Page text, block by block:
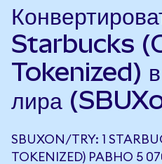
Starbucks
Tokenized) в
лира
SBUXON/TRY: 1
TOKENIZED) РАВНО 5